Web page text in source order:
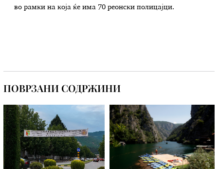
во рамки на која ќе има 70 реонски полицајци.
ПОВРЗАНИ СОДРЖИНИ